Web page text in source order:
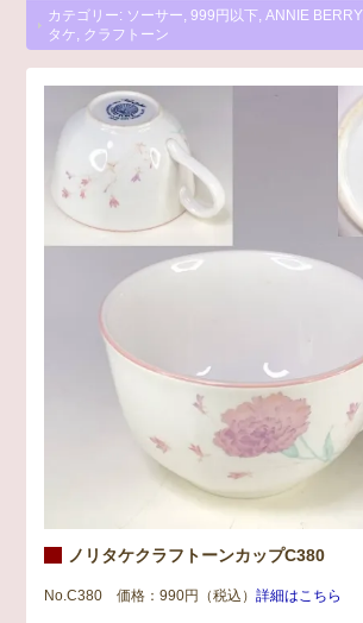
カテゴリー: ソーサー ,999円以下 ,ANNIE BERRY
タケ
クラフトーン
ノリタケクラフトーンカップC380
No.C380 価格：990円（税込）詳細はこちら